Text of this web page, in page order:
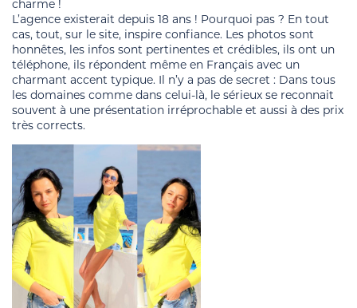
charme !
L’agence existerait depuis 18 ans ! Pourquoi pas ? En tout
cas, tout, sur le site, inspire confiance. Les photos sont
honnêtes, les infos sont pertinentes et crédibles, ils ont un
téléphone, ils répondent même en Français avec un
charmant accent typique. Il n’y a pas de secret : Dans tous
les domaines comme dans celui-là, le sérieux se reconnait
souvent à une présentation irréprochable et aussi à des prix
très corrects.